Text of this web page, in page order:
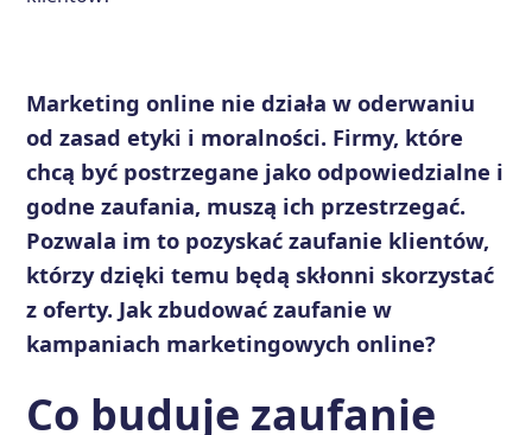
Marketing online nie działa w oderwaniu
od zasad etyki i moralności. Firmy, które
chcą być postrzegane jako odpowiedzialne i
godne zaufania, muszą ich przestrzegać.
Pozwala im to pozyskać zaufanie klientów,
którzy dzięki temu będą skłonni skorzystać
z oferty. Jak zbudować zaufanie w
kampaniach marketingowych online?
Co buduje zaufanie